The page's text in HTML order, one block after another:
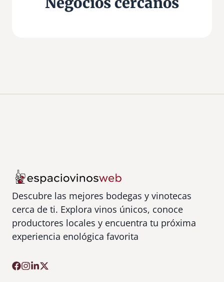
Descubre las mejores bodegas y vinotecas
cerca de ti. Explora vinos únicos, conoce
productores locales y encuentra tu próxima
experiencia enológica favorita